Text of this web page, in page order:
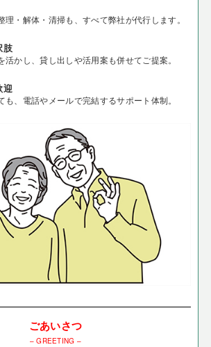
理・解体・清掃も、すべて弊社が代行します。
肢
かし、貸し出しや活用案も併せてご提案。
迎
、電話やメールで完結するサポート体制。
ごあいさつ
– GREETING –